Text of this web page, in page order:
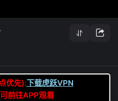
优先):下载虎跃VPN
前往APP观看